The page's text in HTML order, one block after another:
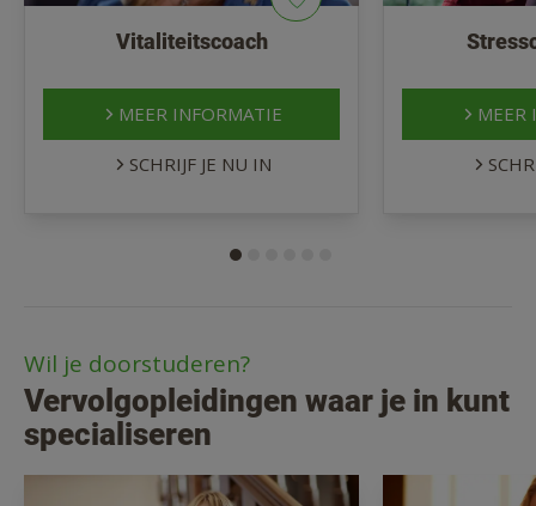
Vitaliteitscoach
MEER INFORMATIE
SCHRIJF JE NU IN
MEER
Wil je doorstuderen?
Vervolgopleidingen waar je in kunt
specialiseren